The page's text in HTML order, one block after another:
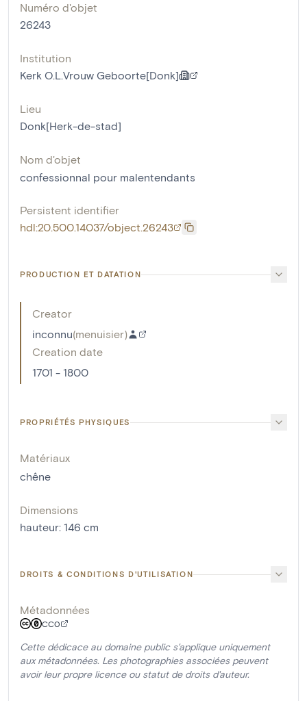
Numéro d'objet
26243
Institution
Kerk O.L.Vrouw Geboorte[Donk]
Lieu
Donk[Herk-de-stad]
Nom d'objet
confessionnal pour malentendants
Persistent identifier
hdl:20.500.14037/object.26243
PRODUCTION ET DATATION
Creator
inconnu(menuisier)
Creation date
1701 - 1800
PROPRIÉTÉS PHYSIQUES
Matériaux
chêne
Dimensions
hauteur: 146 cm
DROITS & CONDITIONS D'UTILISATION
Métadonnées
CC0
Cette dédicace au domaine public s'applique uniquement
aux métadonnées. Les photographies associées peuvent
avoir leur propre licence ou statut de droits d'auteur.